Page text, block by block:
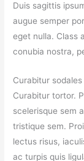
Duis sagittis
augue semper
eget nulla. Class
conubia nostra,
Curabitur
Curabitur tortor.
scelerisque sem
tristique sem.
lectus risus,
ac turpis quis